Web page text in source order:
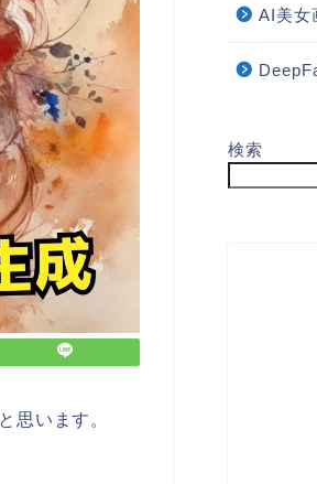
思います。
AI美女
検索